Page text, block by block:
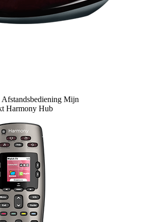
Afstandsbediening Mijn
Harmony Hub